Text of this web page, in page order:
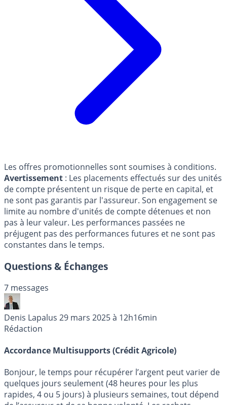
Les offres promotionnelles sont soumises à conditions.
Avertissement : Les placements effectués sur des unités
de compte présentent un risque de perte en capital, et
ne sont pas garantis par l'assureur. Son engagement se
limite au nombre d'unités de compte détenues et non
pas à leur valeur. Les performances passées ne
préjugent pas des performances futures et ne sont pas
constantes dans le temps.
Questions & Échanges
7 messages
Denis Lapalus 29 mars 2025 à 12h16min
Rédaction
Accordance Multisupports (Crédit Agricole)
Bonjour, le temps pour récupérer l’argent peut varier de
quelques jours seulement (48 heures pour les plus
rapides, 4 ou 5 jours) à plusieurs semaines, tout dépend